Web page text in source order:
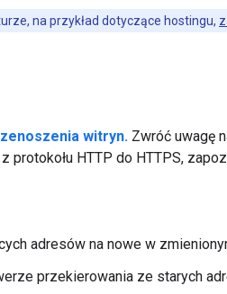
na przykład dotyczące hostingu,
witryn. Zwróć uwagę
protokołu HTTP do HTTPS,
adresów na nowe w
przekierowania ze starych